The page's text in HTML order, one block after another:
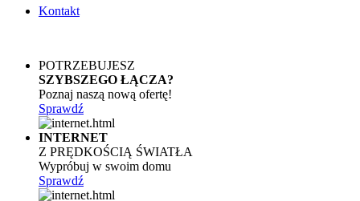
Kontakt
POTRZEBUJESZ
SZYBSZEGO ŁĄCZA?
Poznaj naszą nową ofertę!
Sprawdź
INTERNET
Z PRĘDKOŚCIĄ ŚWIATŁA
Wypróbuj w swoim domu
Sprawdź